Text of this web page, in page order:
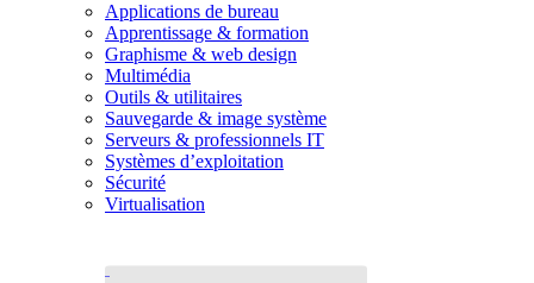
Applications de bureau
Apprentissage & formation
Graphisme & web design
Multimédia
Outils & utilitaires
Sauvegarde & image système
Serveurs & professionnels IT
Systèmes d’exploitation
Sécurité
Virtualisation